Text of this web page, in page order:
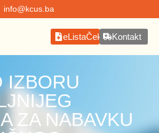
info@kcus.ba
eListaČekanjaKontakt
IZBORU
ZA NABAVKU